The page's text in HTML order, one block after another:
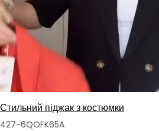
Стильний піджак з костюмки
427-6QOFK65A